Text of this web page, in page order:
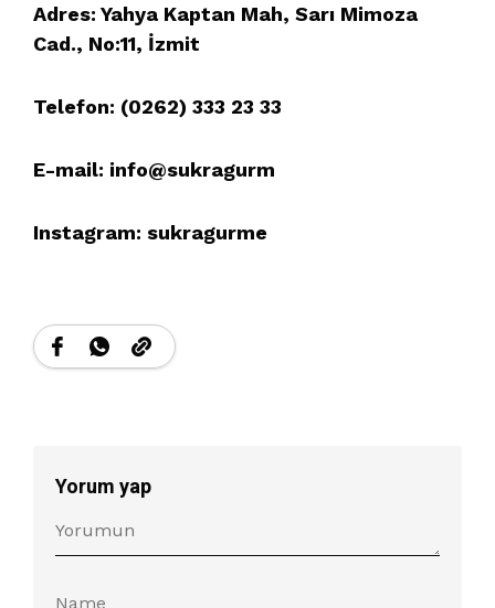
Adres: Yahya Kaptan Mah, Sarı Mimoza
Cad., No:11, İzmit
Telefon: (0262) 333 23 33
E-mail: info@sukragurm
Instagram: sukragurme
Yorum yap